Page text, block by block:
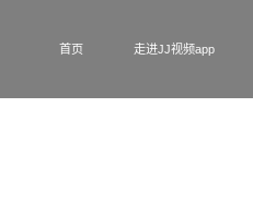
首页 走进JJ视频app